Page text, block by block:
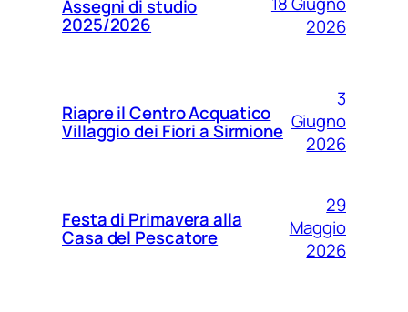
Assegni di studio
2025/2026
2026
Riapre il Centro Acquatico
Villaggio dei Fiori a Sirmione
3
Giugno
2026
Festa di Primavera alla
Casa del Pescatore
29
Maggio
2026